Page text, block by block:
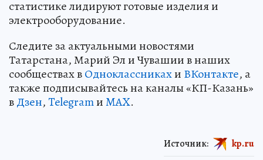
статистике лидируют готовые изделия и
электрооборудование.
Следите за актуальными новостями
Татарстана, Марий Эл и Чувашии в наших
сообществах вОдноклассникахи ВКонтакте, а
также подписывайтесь на каналы «КП-Казань»
вДзен,TelegramиMAX.
Источник: kp.ru